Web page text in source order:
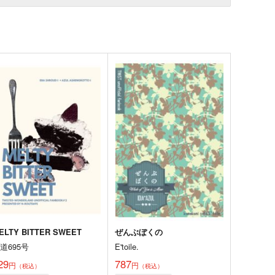
BITTER SWEET
695号
円 （税込）
ぜんぶぼくの
E'toile.
787円 （税込）